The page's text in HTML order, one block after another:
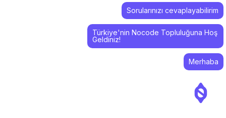
Merhaba
Türkiye'nin Nocode Topluluğuna Hoş
Geldiniz!
Sorularınızı cevaplayabilirim